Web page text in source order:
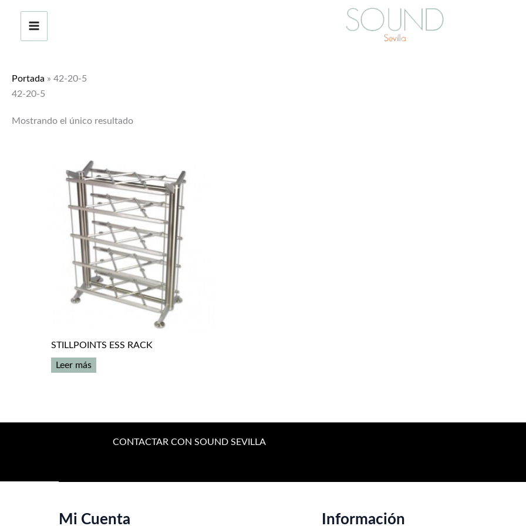
Portada » 42-20-5
42-20-5
Mostrando el único resultado
STILLPOINTS ESS RACK
Leer más
CONTACTAR CON SOUND SEVILLA
Mi Cuenta Información